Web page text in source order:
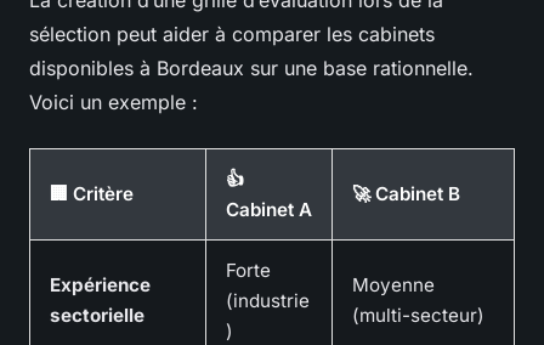
sélection peut aider à comparer les cabinets
disponibles à Bordeaux sur une base rationnelle.
Voici un exemple :
🏢 Critère
👍
Cabinet A
🚀 Cabinet B
Expérience
sectorielle
Forte
(industrie
)
Moyenne
(multi-secteur)